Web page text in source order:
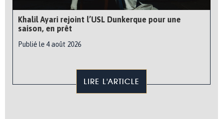
Khalil Ayari rejoint l’USL Dunkerque pour une
saison, en prêt
Publié le 4 août 2026
LIRE L'ARTICLE